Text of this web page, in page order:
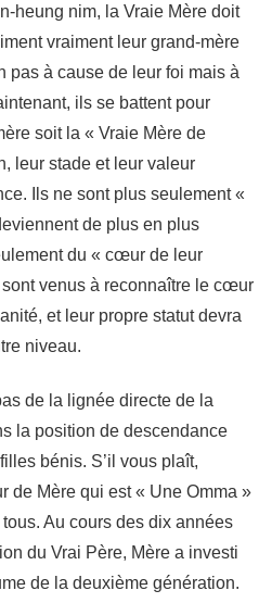
heung nim, la Vraie Mère doit
vraiment leur grand-mère
pas à cause de leur foi mais à
ils se battent pour
soit la « Vraie Mère de
leur stade et leur valeur
Ils ne sont plus seulement «
de plus en plus
du « cœur de leur
venus à reconnaître le cœur
et leur propre statut devra
niveau.
de la lignée directe de la
la position de descendance
bénis. S’il vous plaît,
de Mère qui est « Une Omma »
Au cours des dix années
du Vrai Père, Mère a investi
de la deuxième génération.